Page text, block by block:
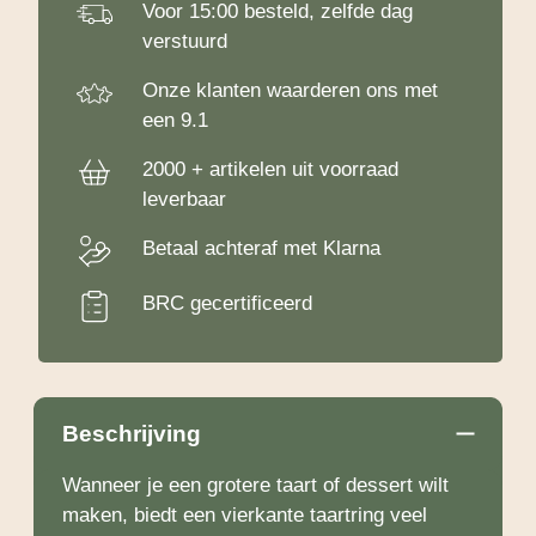
Voor 15:00 besteld, zelfde dag
verstuurd
Onze klanten waarderen ons met
een 9.1
2000 + artikelen uit voorraad
leverbaar
Betaal achteraf met Klarna
BRC gecertificeerd
Beschrijving
Wanneer je een grotere taart of dessert wilt
maken, biedt een vierkante taartring veel